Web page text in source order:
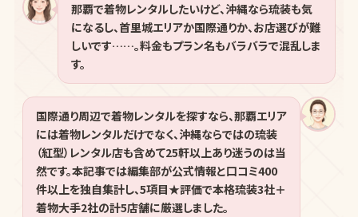
那覇で着物レンタルしたいけど、沖縄なら琉装も気
になるし、首里城エリアか国際通りか、お店選びが難
しいです……。料金もプラン名もバラバラで混乱しま
す。
国際通り周辺で着物レンタルを探すなら、那覇エリア
には着物レンタルだけでなく、沖縄ならではの琉装
（紅型）レンタル店も含めて25軒以上あり迷うのは当
然です。本記事では編集部が公式情報と口コミ400
件以上を独自集計し、5項目★評価で本格琉装3社＋
着物大手2社の計5店舗に厳選しました。